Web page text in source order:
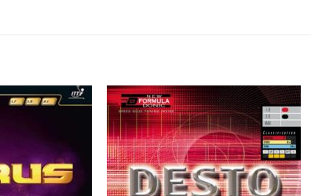
souhaits
Ajouter
aux
souhaits